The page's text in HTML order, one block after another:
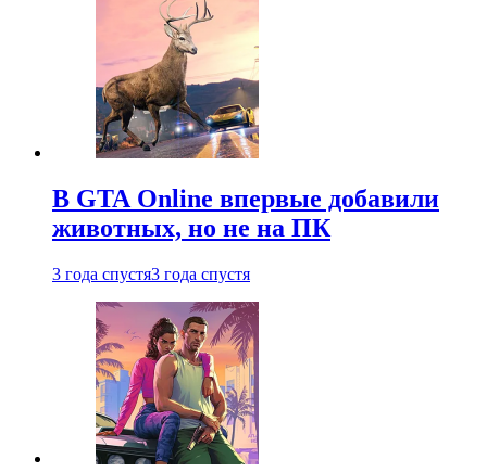
В GTA Online впервые добавили
животных, но не на ПК
3 года спустя3 года спустя